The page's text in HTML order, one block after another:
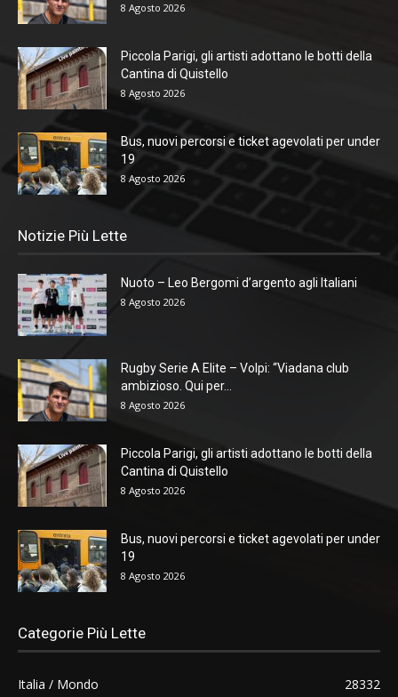
8 Agosto 2026
Piccola Parigi, gli artisti adottano le botti della
Cantina di Quistello
8 Agosto 2026
Bus, nuovi percorsi e ticket agevolati per under
19
8 Agosto 2026
Notizie Più Lette
Nuoto – Leo Bergomi d’argento agli Italiani
8 Agosto 2026
Rugby Serie A Elite – Volpi: “Viadana club
ambizioso. Qui per...
8 Agosto 2026
Piccola Parigi, gli artisti adottano le botti della
Cantina di Quistello
8 Agosto 2026
Bus, nuovi percorsi e ticket agevolati per under
19
8 Agosto 2026
Categorie Più Lette
Italia / Mondo
28332